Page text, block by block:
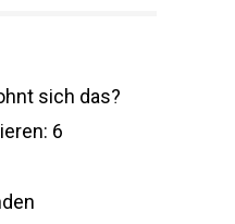
sich das?
6